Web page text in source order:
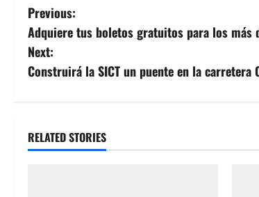
P
o
s
n
Previous:
Adquiere tus boletos gratuitos para los más
Next:
Construirá la SICT un puente en la carretera
RELATED STORIES